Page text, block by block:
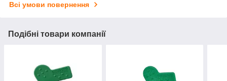
Всі умови повернення
Подібні товари компанії